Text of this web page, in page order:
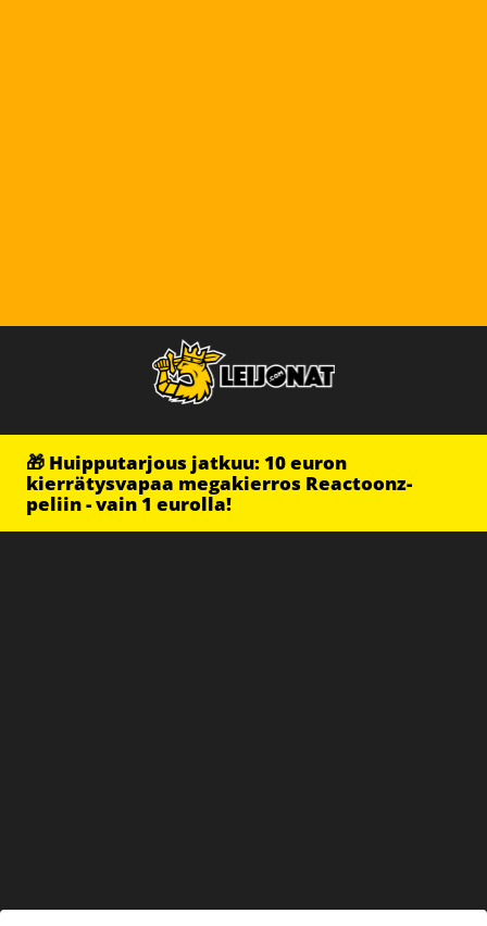
🎁 Huipputarjous jatkuu: 10 euron
kierrätysvapaa megakierros Reactoonz-
peliin - vain 1 eurolla!